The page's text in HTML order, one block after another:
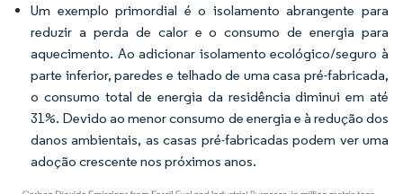
Um exemplo primordial é o isolamento abrangente para
reduzir a perda de calor e o consumo de energia para
aquecimento. Ao adicionar isolamento ecológico/seguro à
parte inferior, paredes e telhado de uma casa pré-fabricada,
o consumo total de energia da residência diminui em até
31%. Devido ao menor consumo de energia e à redução dos
danos ambientais, as casas pré-fabricadas podem ver uma
adoção crescente nos próximos anos.